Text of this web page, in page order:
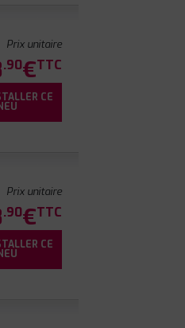
Prix unitaire
.90€TTC
CE
Prix unitaire
.90€TTC
CE